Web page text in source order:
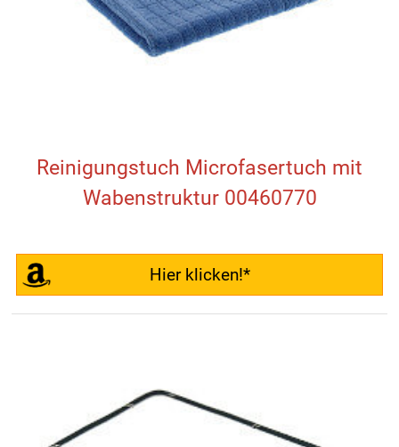
Reinigungstuch Microfasertuch mit
Wabenstruktur 00460770
Hier klicken!*